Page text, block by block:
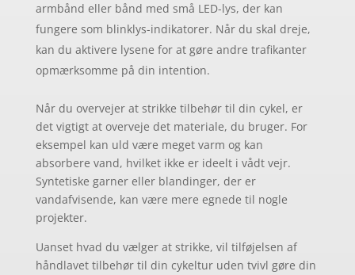
armbånd eller bånd med små LED-lys, der kan
fungere som blinklys-indikatorer. Når du skal dreje,
kan du aktivere lysene for at gøre andre trafikanter
opmærksomme på din intention.
Når du overvejer at strikke tilbehør til din cykel, er
det vigtigt at overveje det materiale, du bruger. For
eksempel kan uld være meget varm og kan
absorbere vand, hvilket ikke er ideelt i vådt vejr.
Syntetiske garner eller blandinger, der er
vandafvisende, kan være mere egnede til nogle
projekter.
Uanset hvad du vælger at strikke, vil tilføjelsen af
håndlavet tilbehør til din cykeltur uden tvivl gøre din